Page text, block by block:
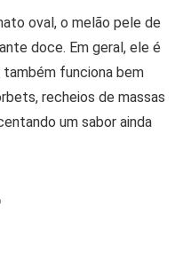
oval, o melão pele de
doce. Em geral, ele é
também funciona bem
recheios de massas
um sabor ainda